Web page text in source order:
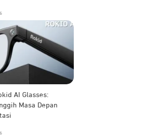
AI Glasses:
Masa Depan